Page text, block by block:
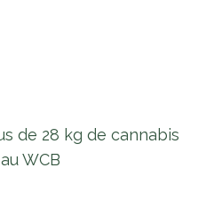
de 28 kg de cannabis
WCB